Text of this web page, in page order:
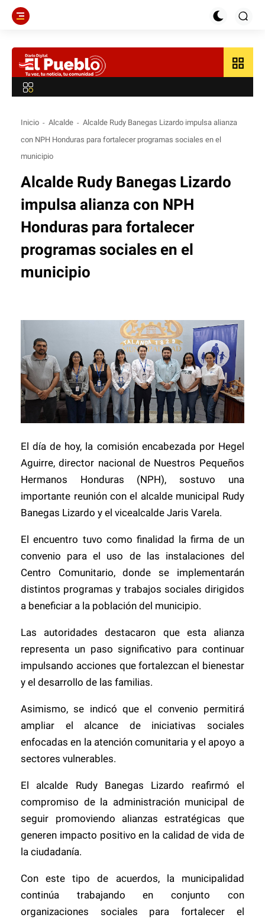
grid_view
Inicio Alcalde
Alcalde Rudy Banegas Lizardo impulsa alianza
con NPH Honduras para fortalecer programas sociales en el
municipio
Alcalde Rudy Banegas Lizardo
impulsa alianza con NPH
Honduras para fortalecer
programas sociales en el
municipio
El día de hoy, la comisión encabezada por Hegel
Aguirre, director nacional de Nuestros Pequeños
Hermanos Honduras (NPH), sostuvo una
importante reunión con el alcalde municipal Rudy
Banegas Lizardo y el vicealcalde Jaris Varela.
El encuentro tuvo como finalidad la firma de un
convenio para el uso de las instalaciones del
Centro Comunitario, donde se implementarán
distintos programas y trabajos sociales dirigidos
a beneficiar a la población del municipio.
Las autoridades destacaron que esta alianza
representa un paso significativo para continuar
impulsando acciones que fortalezcan el bienestar
y el desarrollo de las familias.
Asimismo, se indicó que el convenio permitirá
ampliar el alcance de iniciativas sociales
enfocadas en la atención comunitaria y el apoyo a
sectores vulnerables.
El alcalde Rudy Banegas Lizardo reafirmó el
compromiso de la administración municipal de
seguir promoviendo alianzas estratégicas que
generen impacto positivo en la calidad de vida de
la ciudadanía.
Con este tipo de acuerdos, la municipalidad
continúa trabajando en conjunto con
organizaciones sociales para fortalecer el